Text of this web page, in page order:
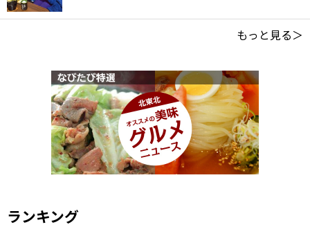
もっと見る＞
ランキング